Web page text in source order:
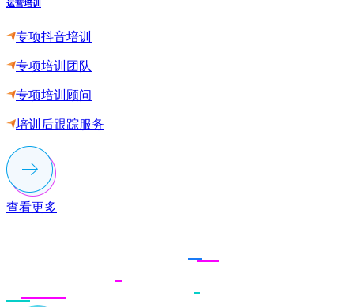
运营培训
专项抖音培训
专项培训团队
专项培训顾问
培训后跟踪服务
查看更多